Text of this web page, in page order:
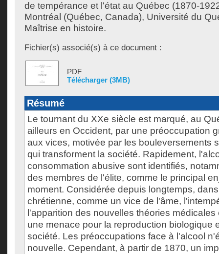
de tempérance et l'état au Québec (1870-
Montréal (Québec, Canada), Université du
Maîtrise en histoire.
Fichier(s) associé(s) à ce document :
PDF
Télécharger (3MB)
Résumé
Le tournant du XXe siècle est marqué, au
ailleurs en Occident, par une préoccupation
aux vices, motivée par les bouleversements
qui transforment la société. Rapidement,
consommation abusive sont identifiés,
des membres de l'élite, comme le principal
moment. Considérée depuis longtemps,
chrétienne, comme un vice de l'âme,
l'apparition des nouvelles théories
une menace pour la reproduction biologique
société. Les préoccupations face à l'alcool
nouvelle. Cependant, à partir de 1870, un